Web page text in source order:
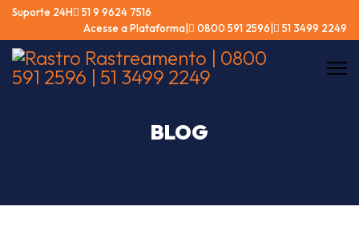
Suporte 24Hㅤ
51 9 9624 7516
Acesse a Plataforma
0800 591 2596 51 3499 2249
BLOG